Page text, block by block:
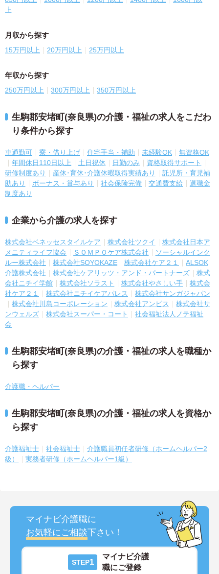
上
月収から探す
15万円以上 20万円以上 25万円以上
年収から探す
250万円以上 300万円以上 350万円以上
生駒郡安堵町(奈良県)の介護・福祉の求人をこだわ
り条件から探す
車通勤可 寮・借り上げ 住宅手当・補助 未経験OK
無資格OK
年間休日110日以上
土日祝休 日勤のみ
資格取得サポート
研修制度あり
産休･育休･介護休暇取得実績あり
託児所・育児補
助あり
ボーナス・賞与あり 社会保険完備 交通費支給
退職金
制度あり
企業から介護の求人を探す
株式会社ベネッセスタイルケア 株式会社ツクイ
株式会社日本ア
メニティライフ協会
ＳＯＭＰＯケア株式会社
ソーシャルインク
ルー株式会社
株式会社SOYOKAZE 株式会社ケア２１
ALSOK
介護株式会社
株式会社ケアリッツ・アンド・パートナーズ
株式
会社ニチイ学館
株式会社ソラスト 株式会社やさしい手
株式会
社ケア２１
株式会社ニチイケアパレス
株式会社サンガジャパン
株式会社川島コーポレーション
株式会社アンビス
株式会社サ
ンウェルズ
株式会社スーパー・コート
社会福祉法人ノテ福祉
会
生駒郡安堵町(奈良県)の介護・福祉の求人を職種か
ら探す
介護職・ヘルパー
生駒郡安堵町(奈良県)の介護・福祉の求人を資格か
ら探す
介護福祉士 社会福祉士
介護職員初任者研修（ホームヘルパー2
級）
実務者研修（ホームヘルパー1級）
マイナビ介護職に
お気軽にご相談下さい！
STEP1
マイナビ介護
職にご登録